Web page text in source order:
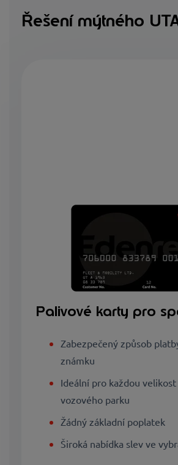
Řešení mýtného
Palivové karty pro
Zabezpečený způsob
známku
Ideální pro každou
vozového parku
Žádný základní poplatek
Široká nabídka slev ve